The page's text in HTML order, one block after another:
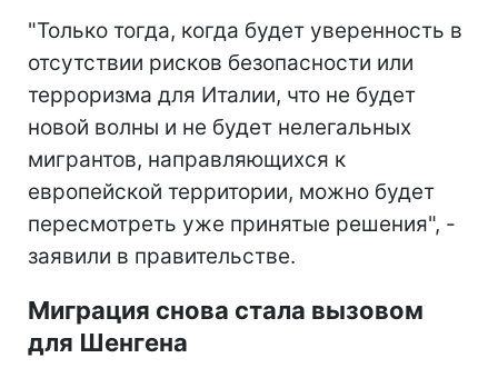
"Только тогда, когда будет уверенность в
отсутствии рисков безопасности или
терроризма для Италии, что не будет
новой волны и не будет нелегальных
мигрантов, направляющихся к
европейской территории, можно будет
пересмотреть уже принятые решения", -
заявили в правительстве.
Миграция снова стала вызовом
для Шенгена